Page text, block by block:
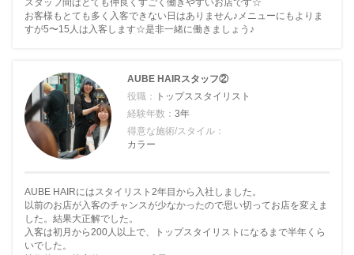
スタッフ間はとても仲良くすごく働きやすいお店です☆
お客様もとても多く入客できない日はありません♪メニューにもよりま
すが5〜15人は入客します☆是非一緒に働きましょう♪
AUBE HAIRスタッフ②
役職：
トップススタイリスト
経験年数： 3年
得意な施術/スタイル：
カラー
AUBE HAIRにはスタイリスト2年目から入社しました。
以前のお店が入客のチャンスが少なかったので思い切ってお店を変えま
した。結果大正解でした。
入客は初月から200人以上で、トップスタイリストになるまで半年くら
いでした。